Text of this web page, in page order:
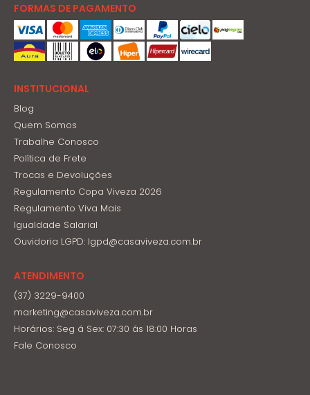
FORMAS DE PAGAMENTO
INSTITUCIONAL
Blog
Quem Somos
Trabalhe Conosco
Política de Frete
Trocas e Devoluções
Regulamento Copa Viveza 2026
Regulamento Viva Mais
Igualdade Salarial
Ouvidoria LGPD: lgpd@casaviveza.com.br
ATENDIMENTO
(37) 3229-9400
marketing@casaviveza.com.br
Horários: Seg á Sex: 07:30 ás 18:00 Horas
Fale Conosco